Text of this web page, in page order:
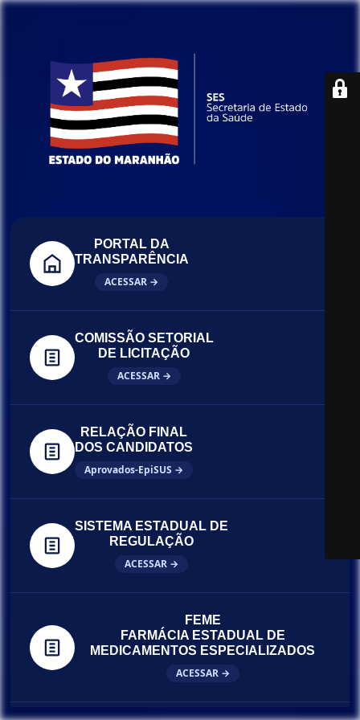
PORTAL DA
TRANSPARÊNCIA
ACESSAR →
COMISSÃO SETORIAL
DE LICITAÇÃO
ACESSAR →
RELAÇÃO FINAL
DOS CANDIDATOS
Aprovados-EpiSUS →
SISTEMA ESTADUAL DE
REGULAÇÃO
ACESSAR →
FEME
FARMÁCIA ESTADUAL DE
MEDICAMENTOS ESPECIALIZADOS
ACESSAR →